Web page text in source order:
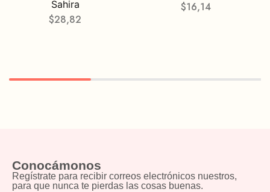
Sahira
$28,82
$16,14
Conocámonos
Regístrate para recibir correos electrónicos nuestros,
para que nunca te pierdas las cosas buenas.